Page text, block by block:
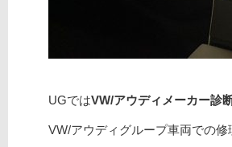
UGではVW/アウディメーカー診
VW/アウディグループ車両での